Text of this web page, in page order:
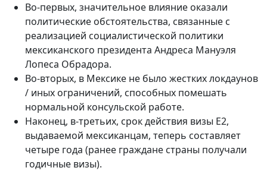
Во-первых, значительное влияние оказали
политические обстоятельства, связанные с
реализацией социалистической политики
мексиканского президента Андреса Мануэля
Лопеса Обрадора.
Во-вторых, в Мексике не было жестких локдаунов
/ иных ограничений, способных помешать
нормальной консульской работе.
Наконец, в-третьих, срок действия визы E2,
выдаваемой мексиканцам, теперь составляет
четыре года (ранее граждане страны получали
годичные визы).